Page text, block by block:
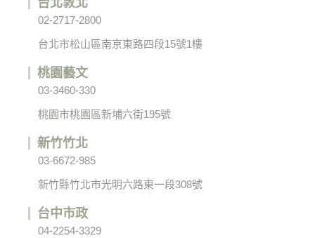
台北敦北
02-2717-2800
台北市松山區南京東路四段15號1樓
桃園藝文
03-3460-330
桃園市桃園區新埔六街195號
新竹竹北
03-6672-985
新竹縣竹北市光明六路東一段308號
台中市政
04-2254-3329